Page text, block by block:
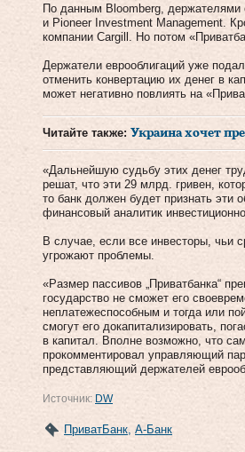
По данным Bloomberg, держателями
и Pioneer Investment Management.
компании Cargill. Но потом
Держатели еврооблигаций уже
отменить конвертацию их денег в
может негативно повлиять на
Читайте также: Украина хочет
«Дальнейшую судьбу этих денег
решат, что эти 29 млрд. гривен,
то банк должен будет признать эти
финансовый аналитик
В случае, если все инвесторы, чьи
угрожают проблемы.
«Размер пассивов „Приватбанка“
государство не сможет его
неплатежеспособным и тогда или
смогут его докапитализировать,
в капитал. Вполне возможно, что
прокомментировал управляющий
представляющий держателей
Источник: DW
ПриватБанк А-Банк